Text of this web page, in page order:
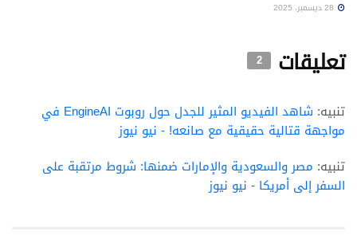
تعليقات 2
تنبيه:
شاهد الفيديو المثير للجدل حول روبوت EngineAI في
مواجهة قتالية حقيقية مع صانعه! - نيو نيوز
تنبيه: مصر والسعودية والإمارات ضمنها: شروط مرتقبة على
السفر إلى أمريكا - نيو نيوز